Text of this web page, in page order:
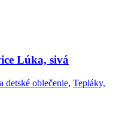
Lúka, sivá
detské oblečenie, Tepláky,